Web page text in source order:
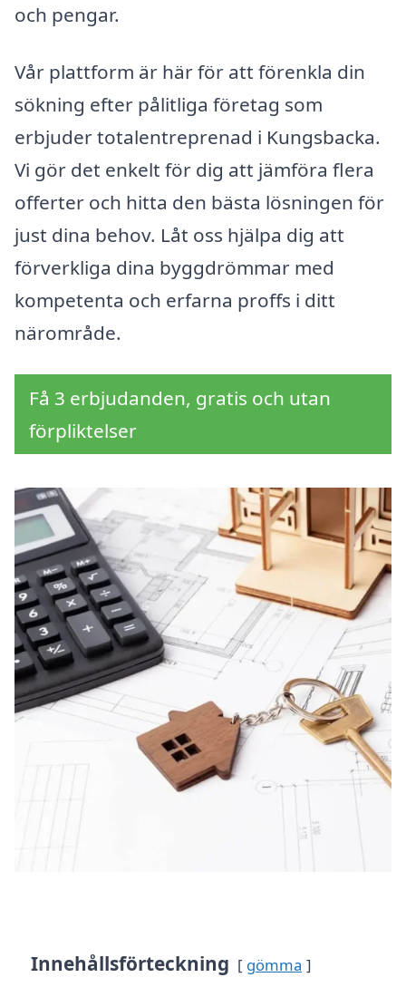
och pengar.
Vår plattform är här för att förenkla din
sökning efter pålitliga företag som
erbjuder totalentreprenad i Kungsbacka.
Vi gör det enkelt för dig att jämföra flera
offerter och hitta den bästa lösningen för
just dina behov. Låt oss hjälpa dig att
förverkliga dina byggdrömmar med
kompetenta och erfarna proffs i ditt
närområde.
Få 3 erbjudanden, gratis och utan
förpliktelser
Innehållsförteckning gömma